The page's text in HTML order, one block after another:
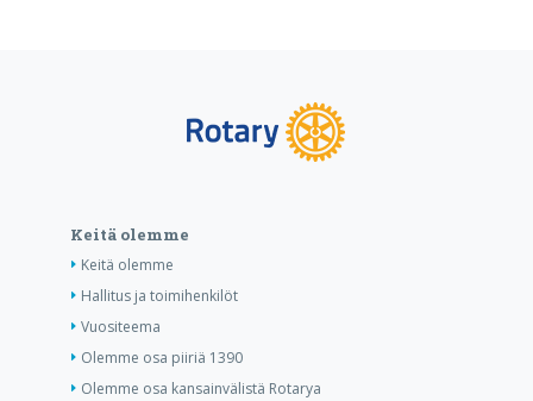
Keitä olemme
Keitä olemme
Hallitus ja toimihenkilöt
Vuositeema
Olemme osa piiriä 1390
Olemme osa kansainvälistä Rotarya